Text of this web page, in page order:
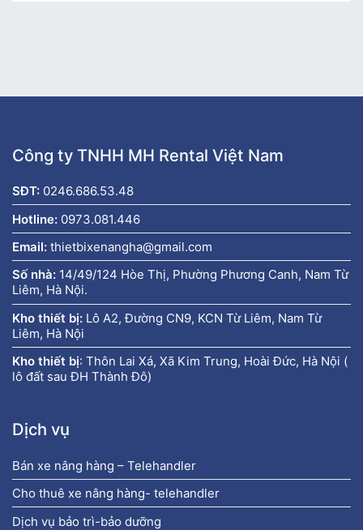
Công ty TNHH MH Rental Việt Nam
SĐT: 0246.686.53.48
Hotline: 0973.081.446
Email: thietbixenangha@gmail.com
Số nhà: 14/49/124 Hòe Thị, Phường Phương Canh, Nam Từ
Liêm, Hà Nội.
Kho thiết bị: Lô A2, Đường CN9, KCN Từ Liêm, Nam Từ
Liêm, Hà Nội
Kho thiết bị: Thôn Lai Xá, Xã Kim Trung, Hoài Đức, Hà Nội (
lô đất sau ĐH Thành Đô)
Dịch vụ
Bán xe nâng hàng – Telehandler
Cho thuê xe nâng hàng- telehandler
Dịch vụ bảo trì-bảo dưỡng